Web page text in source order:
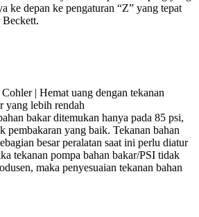
ke depan ke pengaturan “Z” yang tepat
Beckett.
bakar ditemukan hanya pada 85 psi,
pembakaran yang baik. Tekanan bahan
besar peralatan saat ini perlu diatur
tekanan pompa bahan bakar/PSI tidak
maka penyesuaian tekanan bahan